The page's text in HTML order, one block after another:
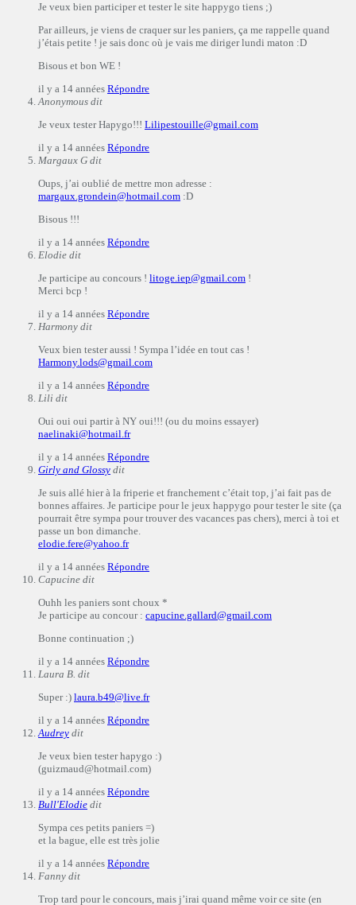
Je veux bien participer et tester le site happygo tiens ;)
Par ailleurs, je viens de craquer sur les paniers, ça me rappelle quand
j’étais petite ! je sais donc où je vais me diriger lundi maton :D
Bisous et bon WE !
il y a 14 années Répondre
Anonymous dit
Je veux tester Hapygo!!! Lilipestouille@gmail.com
il y a 14 années Répondre
Margaux G dit
Oups, j’ai oublié de mettre mon adresse :
margaux.grondein@hotmail.com :D
Bisous !!!
il y a 14 années Répondre
Elodie dit
Je participe au concours ! litoge.iep@gmail.com !
Merci bcp !
il y a 14 années Répondre
Harmony dit
Veux bien tester aussi ! Sympa l’idée en tout cas !
Harmony.lods@gmail.com
il y a 14 années Répondre
Lili dit
Oui oui oui partir à NY oui!!! (ou du moins essayer)
naelinaki@hotmail.fr
il y a 14 années Répondre
Girly and Glossy dit
Je suis allé hier à la friperie et franchement c’était top, j’ai fait pas de
bonnes affaires. Je participe pour le jeux happygo pour tester le site (ça
pourrait être sympa pour trouver des vacances pas chers), merci à toi et
passe un bon dimanche.
elodie.fere@yahoo.fr
il y a 14 années Répondre
Capucine dit
Ouhh les paniers sont choux *
Je participe au concour : capucine.gallard@gmail.com
Bonne continuation ;)
il y a 14 années Répondre
Laura B. dit
Super :) laura.b49@live.fr
il y a 14 années Répondre
Audrey dit
Je veux bien tester hapygo :)
(guizmaud@hotmail.com)
il y a 14 années Répondre
Bull'Elodie dit
Sympa ces petits paniers =)
et la bague, elle est très jolie
il y a 14 années Répondre
Fanny dit
Trop tard pour le concours, mais j’irai quand même voir ce site (en